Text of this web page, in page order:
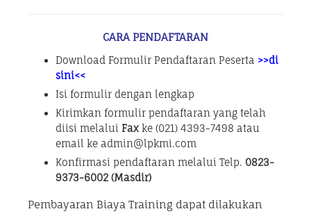
CARA PENDAFTARAN
Download Formulir Pendaftaran Peserta >>di
sini<<
Isi formulir dengan lengkap
Kirimkan formulir pendaftaran yang telah
diisi melalui Fax ke (021) 4393-7498 atau
email ke admin@lpkmi.com
Konfirmasi pendaftaran melalui Telp. 0823-
9373-6002 (Masdir)
Pembayaran Biaya Training dapat dilakukan